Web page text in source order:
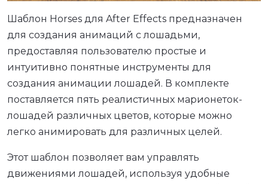
Шаблон Horses для After Effects предназначен
для создания анимаций с лошадьми,
предоставляя пользователю простые и
интуитивно понятные инструменты для
создания анимации лошадей. В комплекте
поставляется пять реалистичных марионеток-
лошадей различных цветов, которые можно
легко анимировать для различных целей.
Этот шаблон позволяет вам управлять
движениями лошадей, используя удобные